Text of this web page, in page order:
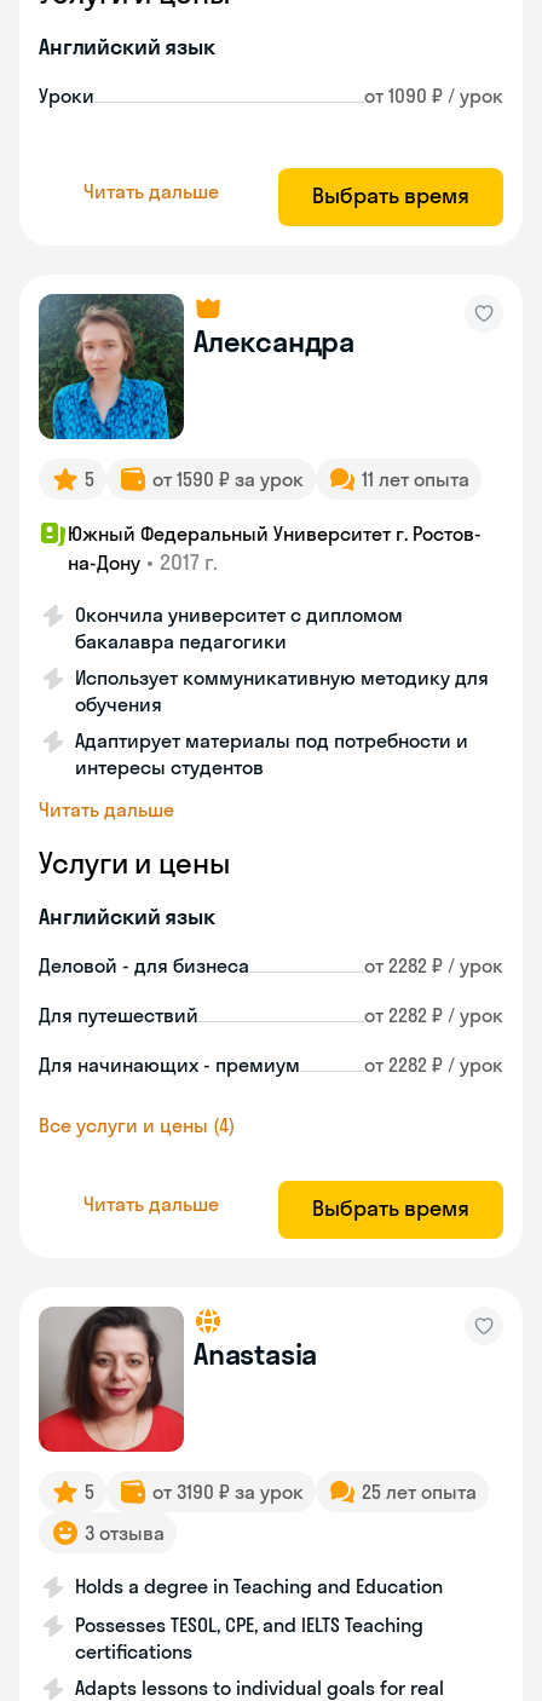
Английский язык
Уроки от 1090 ₽ / урок
Читать дальше Выбрать время
Александра
5 от 1590 ₽ за урок 11 лет опыта
Южный Федеральный Университет г. Ростов-
на-Дону • 2017 г.
Окончила университет с дипломом
бакалавра педагогики
Использует коммуникативную методику для
обучения
Адаптирует материалы под потребности и
интересы студентов
Читать дальше
Услуги и цены
Английский язык
Деловой - для бизнеса от 2282 ₽ / урок
Для путешествий от 2282 ₽ / урок
Для начинающих - премиум от 2282 ₽ / урок
Все услуги и цены (4)
Читать дальше Выбрать время
Anastasia
5 от 3190 ₽ за урок
25 лет опыта
3 отзыва
Holds a degree in Teaching and Education
Possesses TESOL, CPE, and IELTS Teaching
certifications
Adapts lessons to individual goals for real